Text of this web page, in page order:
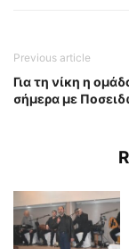
Previous article
Για τη νίκη η
σήμερα με